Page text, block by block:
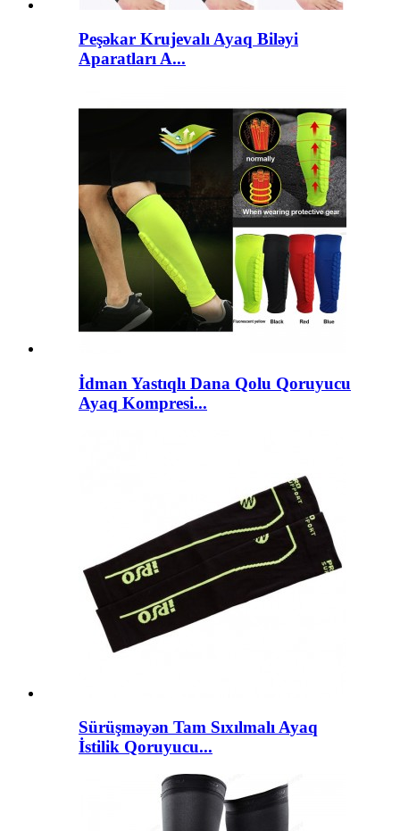
Peşəkar Krujevalı Ayaq Biləyi
Aparatları A...
İdman Yastıqlı Dana Qolu Qoruyucu
Ayaq Kompresi...
Sürüşməyən Tam Sıxılmalı Ayaq
İstilik Qoruyucu...